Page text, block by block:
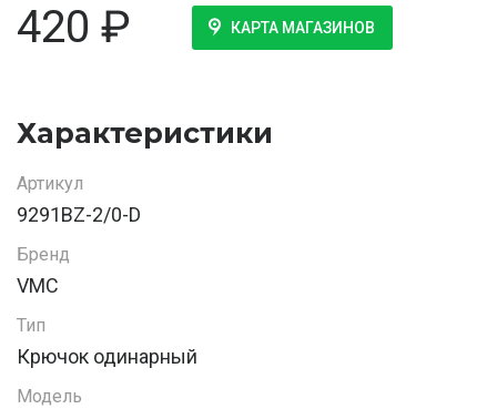
420 ₽ КАРТА МАГАЗИНОВ
Характеристики
Артикул
9291BZ-2/0-D
Бренд
VMC
Тип
Крючок одинарный
Модель